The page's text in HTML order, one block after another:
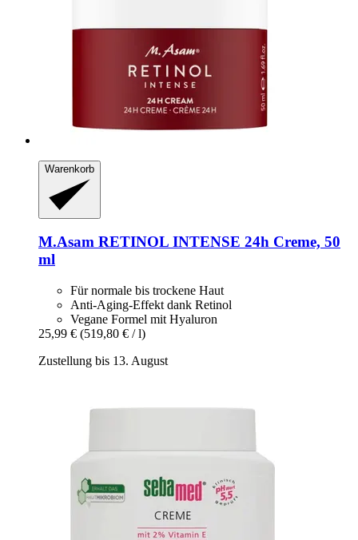
Warenkorb
M.Asam RETINOL INTENSE 24h Creme, 50
ml
Für normale bis trockene Haut
Anti-Aging-Effekt dank Retinol
Vegane Formel mit Hyaluron
25,99 € (519,80 € / l)
Zustellung bis 13. August